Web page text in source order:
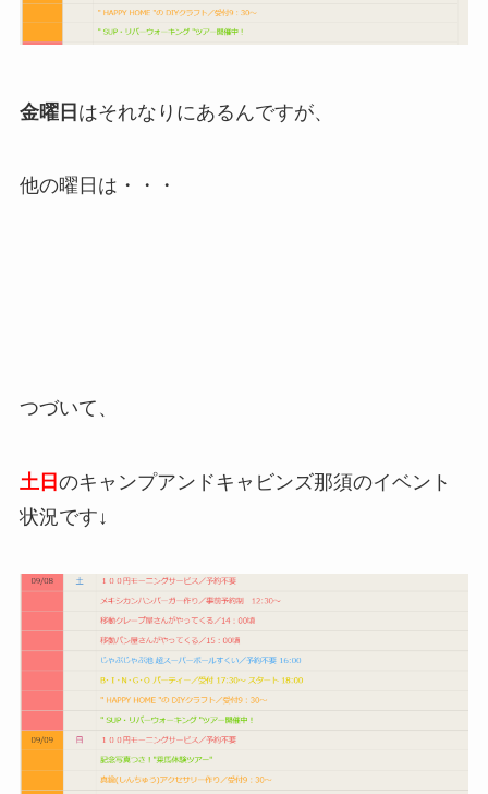
金曜日 はそれなりにあるんですが、
他の曜日は・・・
つづいて、
土日 のキャンプアンドキャビンズ那須のイベント
状況です↓